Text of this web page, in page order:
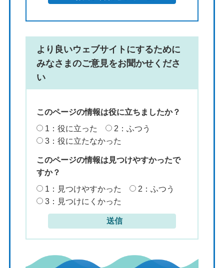
より良いウェブサイトにするために
みなさまのご意見をお聞かせくださ
い
このページの情報は役に立ちましたか？
1：役に立った
2：ふつう
3：役に立たなかった
このページの情報は見つけやすかったで
すか？
1：見つけやすかった
2：ふつう
3：見つけにくかった